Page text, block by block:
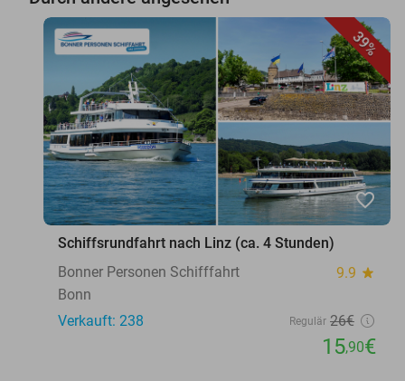
39%
favorite_border
Schiffsrundfahrt nach Linz (ca. 4 Stunden)
Bonner Personen Schifffahrt
9.9 star
Bonn
Verkauft: 238
Regulär 26€
15,90€